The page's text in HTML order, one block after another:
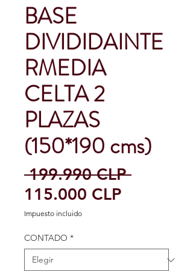
BASE
DIVIDIDAINTE
RMEDIA
CELTA 2
PLAZAS
(150*190 cms)
199.990 CLP Precio
115.000 CLP
Impuesto incluido
CONTADO *